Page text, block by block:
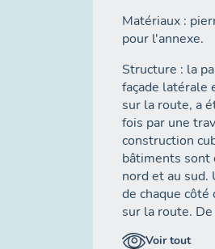
Matériaux :
pour l'annexe.
Structure : la
façade latérale
sur la route, a
fois par une
construction
bâtiments sont
nord et au sud.
de chaque
sur la route.
arcade, ferme
Voir tout